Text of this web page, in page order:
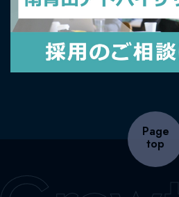
Page
top